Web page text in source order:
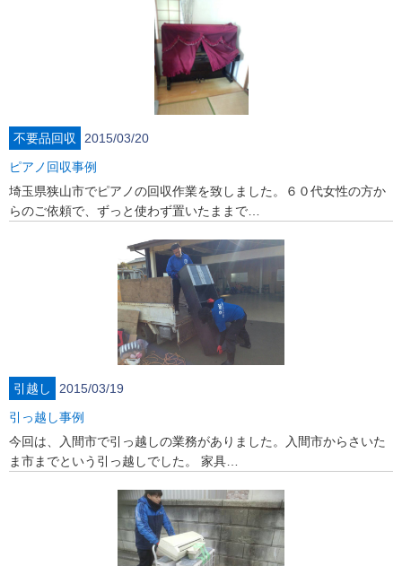
不要品回収
2015/03/20
ピアノ回収事例
埼玉県狭山市でピアノの回収作業を致しました。６０代女性の方か
らのご依頼で、ずっと使わず置いたままで…
引越し
2015/03/19
引っ越し事例
今回は、入間市で引っ越しの業務がありました。入間市からさいた
ま市までという引っ越しでした。 家具…